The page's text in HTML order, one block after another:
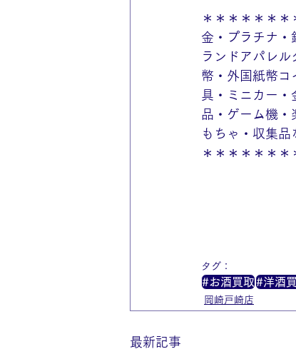
＊＊＊＊＊＊＊
金・プラチナ・
ランドアパレ
幣・外国紙幣コ
具・ミニカー・
品・ゲーム機・
もちゃ・収集
＊＊＊＊＊＊＊
タグ：
#お酒買取#洋酒
岡崎戸崎店
最新記事